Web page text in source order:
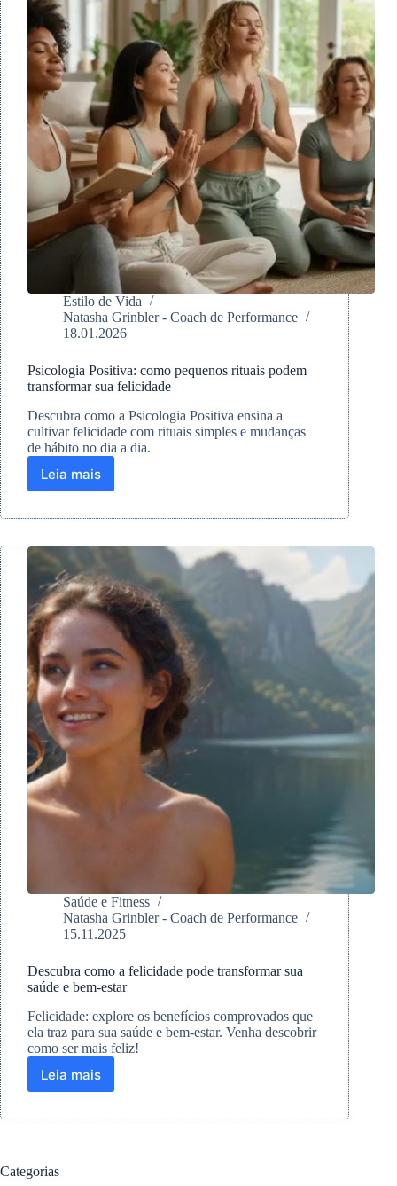
Estilo de Vida
Natasha Grinbler - Coach de Performance
18.01.2026
Psicologia Positiva: como pequenos rituais podem
transformar sua felicidade
Descubra como a Psicologia Positiva ensina a
cultivar felicidade com rituais simples e mudanças
de hábito no dia a dia.
Leia maisPsicologia
como
rituais
podem
transformar
sua
felicidade
Saúde e Fitness
Natasha Grinbler - Coach de Performance
15.11.2025
Descubra como a felicidade pode transformar sua
saúde e bem-estar
Felicidade: explore os benefícios comprovados que
ela traz para sua saúde e bem-estar. Venha descobrir
como ser mais feliz!
Leia mais
Descubra
a
Categorias